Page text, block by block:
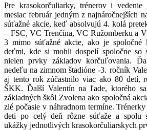
Pre krasokorčuliarky, trénerov i
mesiac február jedným z najnáročnejších
súťažné akcie, keď absolvujú 4. kolá
– FSC, VC Trenčína, VC Ružomberku a
3 mimo súťažné akcie, ako je spoločné
deťmi, kde si mohli dospelí spoločne so
nielen prvky základov korčuľovania.
nedeľu na zimnom štadióne -3. ročník
aj tento rok zúčastnilo viac ako 80 detí,
ŠKK. Ďalší Valentín na ľade, ktorého
základných škôl Zvolena ako spoločná
zlé počasie v náhradnom termíne.
deti po celý deň rôzne súťaže a spolu
ukážky jednotlivých krasokorčuliarskych